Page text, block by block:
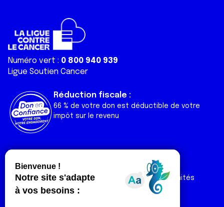
Numéro vert : 0 800 940 939
Ligue Soutien Cancer
Réduction fiscale :
66 % de votre don est déductible de votre
impôt sur le revenu
Liens utiles
Nos actualités
Nos publications
Contact
Espace Ligue & comités
Espace chercheur